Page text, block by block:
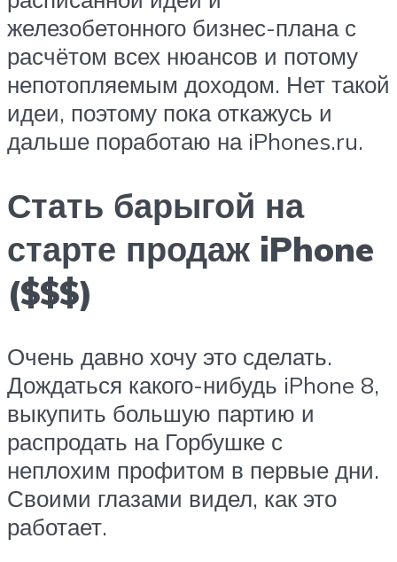
железобетонного бизнес-плана с
расчётом всех нюансов и потому
непотопляемым доходом. Нет такой
идеи, поэтому пока откажусь и
дальше поработаю на iPhones.ru.
Стать барыгой на
старте продаж iPhone
($$$)
Очень давно хочу это сделать.
Дождаться какого-нибудь iPhone 8,
выкупить большую партию и
распродать на Горбушке с
неплохим профитом в первые дни.
Своими глазами видел, как это
работает.